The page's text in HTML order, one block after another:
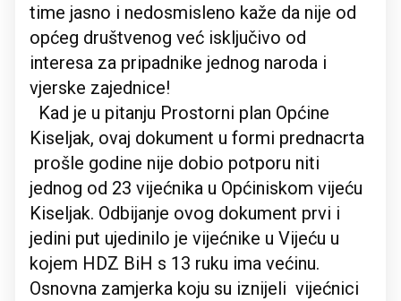
time jasno i nedosmisleno kaže da nije od
općeg društvenog već isključivo od
interesa za pripadnike jednog naroda i
vjerske zajednice!
Kad je u pitanju Prostorni plan Općine
Kiseljak, ovaj dokument u formi prednacrta
prošle godine nije dobio potporu niti
jednog od 23 vijećnika u Općiniskom vijeću
Kiseljak. Odbijanje ovog dokument prvi i
jedini put ujedinilo je vijećnike u Vijeću u
kojem HDZ BiH s 13 ruku ima većinu.
Osnovna zamjerka koju su iznijeli vijećnici